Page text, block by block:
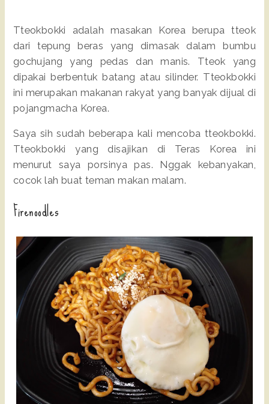
Tteokbokki adalah masakan Korea berupa tteok
dari tepung beras yang dimasak dalam bumbu
gochujang yang pedas dan manis. Tteok yang
dipakai berbentuk batang atau silinder. Tteokbokki
ini merupakan makanan rakyat yang banyak dijual di
pojangmacha Korea.
Saya sih sudah beberapa kali mencoba tteokbokki.
Tteokbokki yang disajikan di Teras Korea ini
menurut saya porsinya pas. Nggak kebanyakan,
cocok lah buat teman makan malam.
Firenoodles